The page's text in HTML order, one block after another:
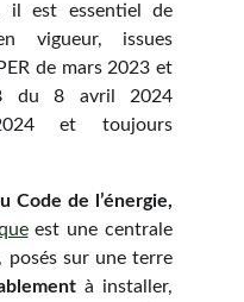
il est essentiel de
vigueur, issues
de mars 2023 et
du 8 avril 2024
et toujours
Code de l’énergie,
est une centrale
posés sur une terre
à installer,